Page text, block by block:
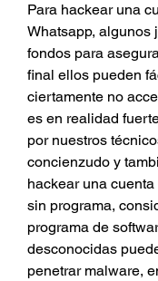
Para hackear una
Whatsapp, algunos
fondos para
final ellos pueden
ciertamente no
es en realidad
por nuestros
concienzudo y
hackear una
sin programa,
programa de
desconocidas
penetrar malware,